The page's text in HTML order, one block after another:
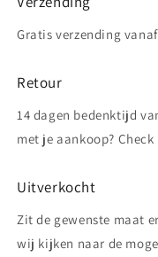
Gratis verzending vanaf
Retour
14 dagen bedenktijd
met je aankoop? Check
Uitverkocht
Zit de gewenste maat
wij kijken naar de